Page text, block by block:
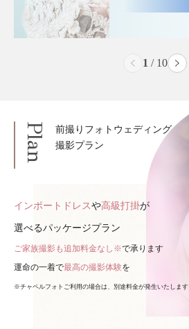
2 / 10
Plan
前撮りフォトウェディング
撮影プラン
インポートドレスや高級打掛が
選べるパッケージプラン
ご家族撮影も追加料金なし※で承ります
運命の一着で最高の撮影体験を
※チャペルフォトご利用の場合は、別途料金が発生いたします